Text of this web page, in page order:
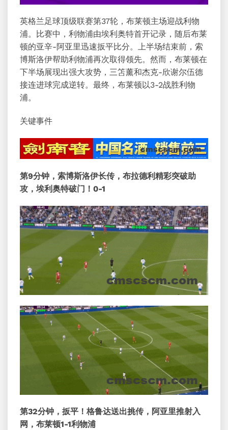
英格兰足球顶级联赛第37轮，布莱顿主场迎战利物
浦。比赛中，利物浦由埃利奥特首开记录，随后布莱
顿的亚辛-阿亚里迅速扳平比分。上半场结束前，索
博斯洛伊帮助利物浦再次取得领先。然而，布莱顿在
下半场展现出强大攻势，三笘薰和杰克-欣谢尔伍德
接连进球完成逆转。最终，布莱顿以3-2战胜利物
浦。
关键事件
第9分钟，索博斯洛伊长传，布拉德利精彩突破助
攻，埃利奥特破门！0-1
第32分钟，扳平！格鲁达送出挑传，阿亚里推射入
网，布莱顿1-1利物浦